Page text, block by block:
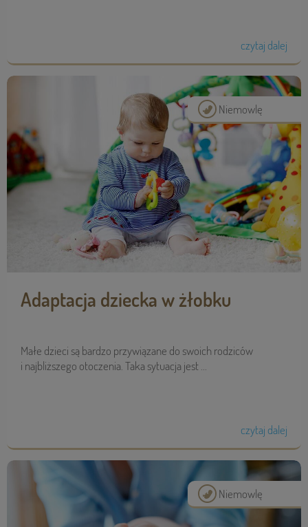
czytaj dalej
Niemowlę
Adaptacja dziecka w żłobku
Małe dzieci są bardzo przywiązane do swoich rodziców
i najbliższego otoczenia. Taka sytuacja jest ...
czytaj dalej
Niemowlę